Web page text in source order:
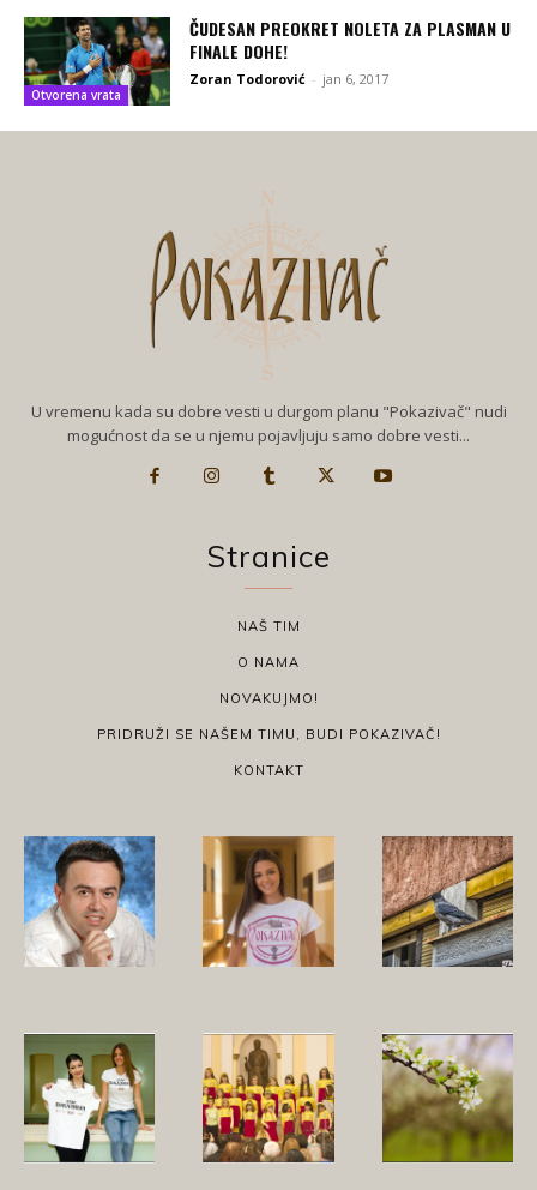
Otvorena vrata
ČUDESAN PREOKRET NOLETA ZA PLASMAN U
FINALE DOHE!
Zoran Todorović - jan 6, 2017
U vremenu kada su dobre vesti u durgom planu "Pokazivač" nudi
mogućnost da se u njemu pojavljuju samo dobre vesti...
Stranice
NAŠ TIM
O NAMA
NOVAKUJMO!
PRIDRUŽI SE NAŠEM TIMU, BUDI POKAZIVAČ!
KONTAKT